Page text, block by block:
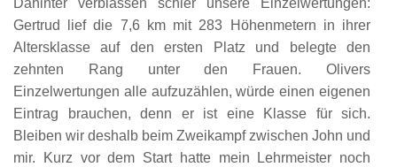
Dahinter verblassen schier unsere Einzelwertungen:
Gertrud lief die 7,6 km mit 283 Höhenmetern in ihrer
Altersklasse auf den ersten Platz und belegte den
zehnten Rang unter den Frauen. Olivers
Einzelwertungen alle aufzuzählen, würde einen eigenen
Eintrag brauchen, denn er ist eine Klasse für sich.
Bleiben wir deshalb beim Zweikampf zwischen John und
mir. Kurz vor dem Start hatte mein Lehrmeister noch